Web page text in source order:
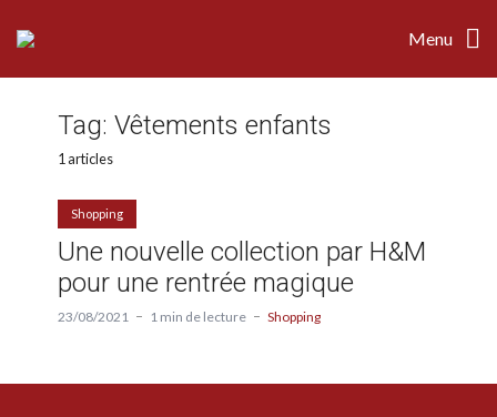
Menu
Tag: Vêtements enfants
1 articles
Shopping
Une nouvelle collection par H&M
pour une rentrée magique
23/08/2021 1 min de lecture Shopping